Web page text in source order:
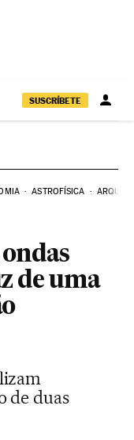
SUSCRÍBETE
ASTROFÍSICA
de uma
de duas